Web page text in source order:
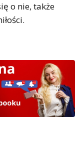
o nie, także